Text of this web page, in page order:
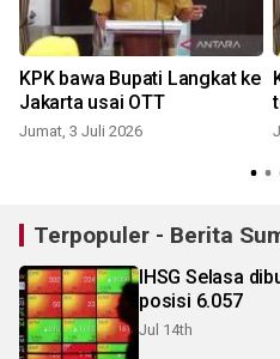
KPK bawa Bupati Langkat ke
Jakarta usai OTT
Jumat, 3 Juli 2026
Terpopuler - Berita
IHSG Selasa
posisi 6.057
Jul 14th